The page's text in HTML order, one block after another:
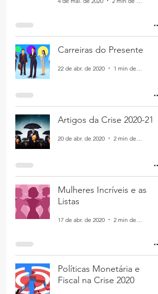
Carreiras do Presente
22 de abr. de 2020
Artigos da Crise 2020-21
20 de abr. de 2020
Mulheres Incríveis e as
Listas
17 de abr. de 2020
Políticas Monetária e
Fiscal na Crise 2020